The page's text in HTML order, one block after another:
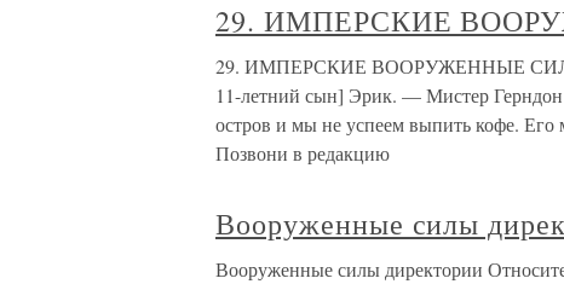
29. ИМПЕРСКИЕ
29. ИМПЕРСКИЕ ВООРУЖЕННЫЕ СИЛЫ
11-летний сын] Эрик. — Мистер Герндон
остров и мы не успеем выпить кофе. Его
Позвони в редакцию
Вооруженные силы
Вооруженные силы директории